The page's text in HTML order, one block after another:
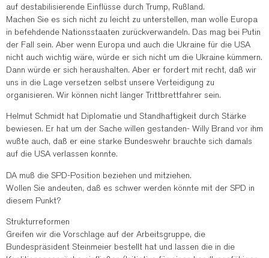
auf destabilisierende Einflüsse durch Trump, Rußland.
Machen Sie es sich nicht zu leicht zu unterstellen, man wolle Europa
in befehdende Nationsstaaten zurückverwandeln. Das mag bei Putin
der Fall sein. Aber wenn Europa und auch die Ukraine für die USA
nicht auch wichtig wäre, würde er sich nicht um die Ukraine kümmern.
Dann würde er sich heraushalten. Aber er fordert mit recht, daß wir
uns in die Lage versetzen selbst unsere Verteidigung zu
organisieren. Wir können nicht länger Trittbrettfahrer sein.
Helmut Schmidt hat Diplomatie und Standhaftigkeit durch Stärke
bewiesen. Er hat um der Sache willen gestanden- Willy Brand vor ihm
wußte auch, daß er eine starke Bundeswehr brauchte sich damals
auf die USA verlassen konnte.
DA muß die SPD-Position beziehen und mitziehen.
Wollen Sie andeuten, daß es schwer werden könnte mit der SPD in
diesem Punkt?
Strukturreformen
Greifen wir die Vorschlage auf der Arbeitsgruppe, die
Bundespräsident Steinmeier bestellt hat und lassen die in die